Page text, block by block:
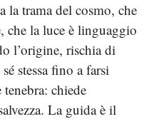
la trama del cosmo, che
che la luce è linguaggio
l’origine, rischia di
stessa fino a farsi
chiede
La guida è il